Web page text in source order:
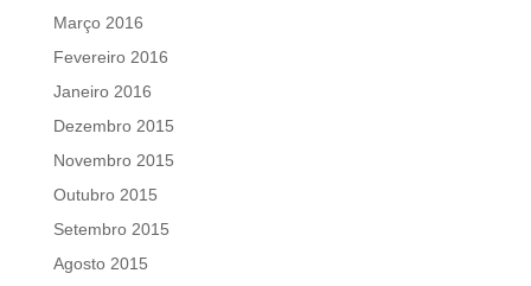
Março 2016
Fevereiro 2016
Janeiro 2016
Dezembro 2015
Novembro 2015
Outubro 2015
Setembro 2015
Agosto 2015